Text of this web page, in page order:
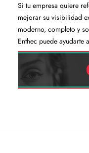
Si tu empresa quiere
mejorar su visibilidad
moderno, completo y
Enthec puede ayudarte